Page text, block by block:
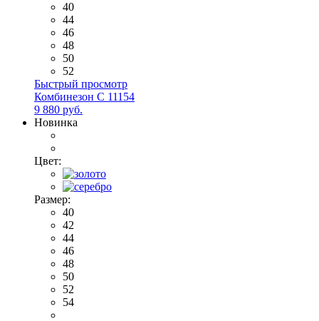
40
44
46
48
50
52
Быстрый просмотр
Комбинезон С 11154
9 880 руб.
Новинка
Цвет:
Размер:
40
42
44
46
48
50
52
54